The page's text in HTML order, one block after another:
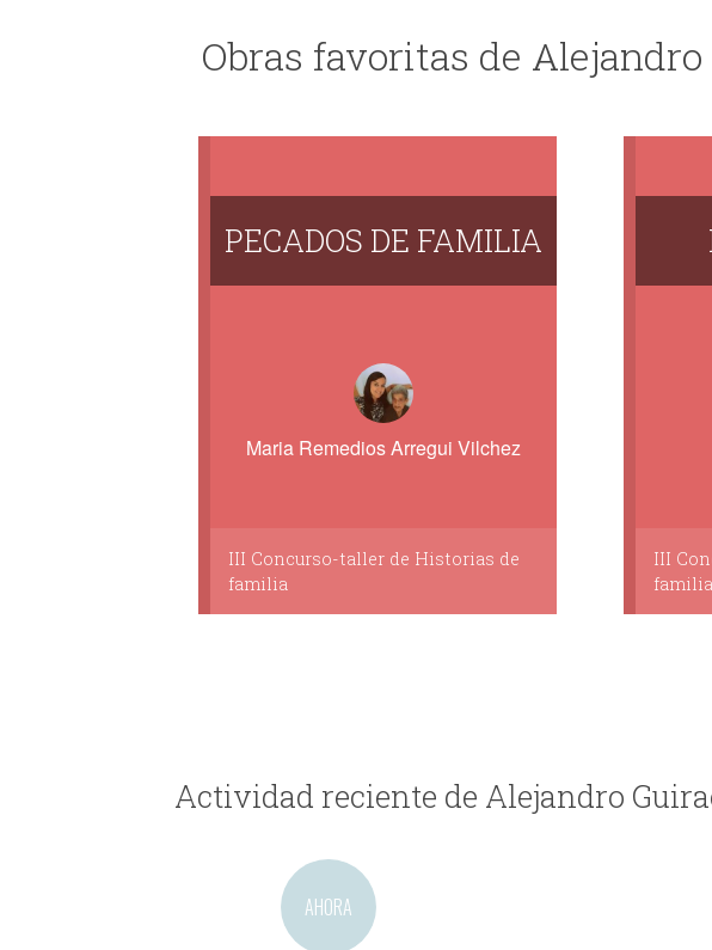
Obras favoritas de
PECADOS DE FAMILIA
Maria Remedios Arregui Vilchez
III Concurso-taller de Historias de
familia
III
familia
Actividad reciente de Alejandro
AHORA